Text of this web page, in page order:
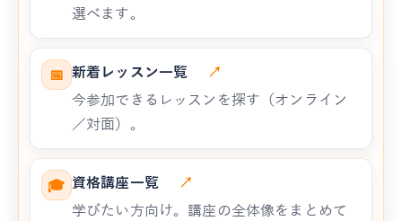
選べます。
📅 新着レッスン一覧
↗
今参加できるレッスンを探す（オンライン
／対面）。
🎓 資格講座一覧
↗
学びたい方向け。講座の全体像をまとめて